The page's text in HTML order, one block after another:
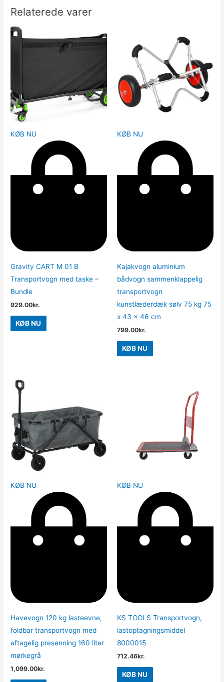
Relaterede varer
KØB NU
Gravity CART M 01 B
Transportvogn med taske –
Bundle
929.00kr.
KØB NU
KØB NU
Kajakvogn aluminium
bådvogn sammenklappelig
transportvogn
kunstlæderdæk sølv 75 kg 75
x 43 x 46 cm
799.00kr.
KØB NU
KØB NU
Havevogn 120 kg lasteevne,
foldbar transportvogn med
aftagelig presenning 160 liter
mørkegrå
1,099.00kr.
KØB NU
KS TOOLS Transportvogn,
lastoptagningsmiddel
8000015
712.46kr.
KØB NU